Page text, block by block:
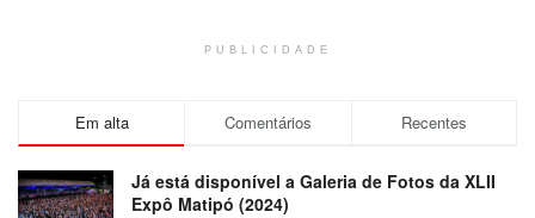
PUBLICIDADE
Em alta Comentários Recentes
Já está disponível a Galeria de Fotos da XLII
Expô Matipó (2024)